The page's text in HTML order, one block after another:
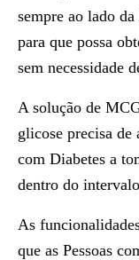
sempre ao lado
para que possa
sem necessidade
A solução de
glicose precisa de
com Diabetes a
dentro do
As
que as Pessoas